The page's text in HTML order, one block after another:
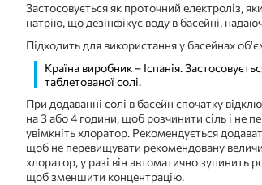
Застосовується як проточний електроліз,
натрію, що дезінфікує воду в басейні,
Підходить для використання у басейнах
Країна виробник – Іспанія.
таблетованої солі.
При додаванні солі в басейн спочатку
на 3 або 4 години, щоб розчинити сіль і не
увімкніть хлоратор. Рекомендується
щоб не перевищувати рекомендовану
хлоратор, у разі він автоматично зупинить
щоб зменшити концентрацію.